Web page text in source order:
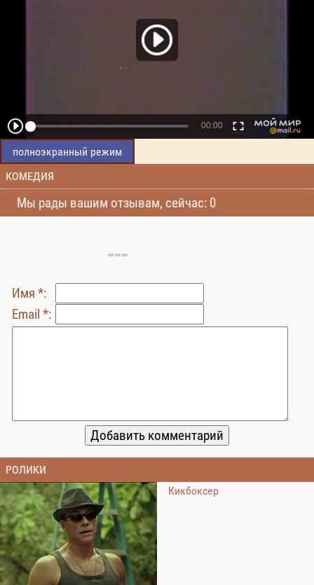
полноэкранный режим
КОМЕДИЯ
Мы рады вашим отзывам, сейчас: 0
Имя *:
Email *:
РОЛИКИ
Кикбоксер